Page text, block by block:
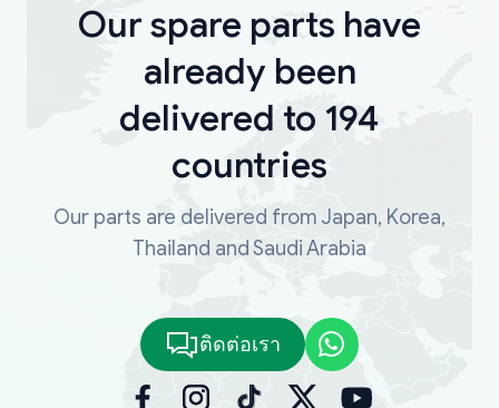
Our spare parts have
already been
delivered to 194
countries
Our parts are delivered from Japan, Korea,
Thailand and Saudi Arabia
ติดต่อเรา